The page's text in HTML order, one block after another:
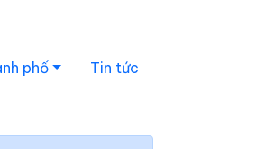
phố Tin tức